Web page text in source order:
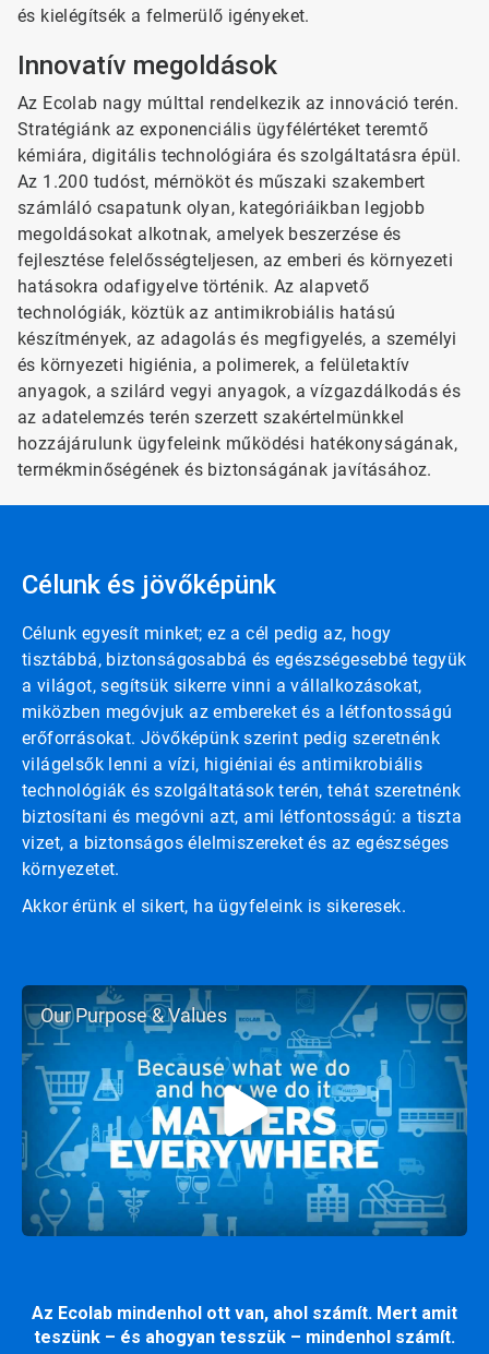
és kielégítsék a felmerülő igényeket.
Innovatív megoldások
Az Ecolab nagy múlttal rendelkezik az innováció terén.
Stratégiánk az exponenciális ügyfélértéket teremtő
kémiára, digitális technológiára és szolgáltatásra épül.
Az 1.200 tudóst, mérnököt és műszaki szakembert
számláló csapatunk olyan, kategóriáikban legjobb
megoldásokat alkotnak, amelyek beszerzése és
fejlesztése felelősségteljesen, az emberi és környezeti
hatásokra odafigyelve történik. Az alapvető
technológiák, köztük az antimikrobiális hatású
készítmények, az adagolás és megfigyelés, a személyi
és környezeti higiénia, a polimerek, a felületaktív
anyagok, a szilárd vegyi anyagok, a vízgazdálkodás és
az adatelemzés terén szerzett szakértelmünkkel
hozzájárulunk ügyfeleink működési hatékonyságának,
termékminőségének és biztonságának javításához.
Our Purpose & Values
Célunk és jövőképünk
Célunk egyesít minket; ez a cél pedig az, hogy
tisztábbá, biztonságosabbá és egészségesebbé tegyük
a világot, segítsük sikerre vinni a vállalkozásokat,
miközben megóvjuk az embereket és a létfontosságú
erőforrásokat. Jövőképünk szerint pedig szeretnénk
világelsők lenni a vízi, higiéniai és antimikrobiális
technológiák és szolgáltatások terén, tehát szeretnénk
biztosítani és megóvni azt, ami létfontosságú: a tiszta
vizet, a biztonságos élelmiszereket és az egészséges
környezetet.
Akkor érünk el sikert, ha ügyfeleink is sikeresek.
Az Ecolab mindenhol ott van, ahol számít. Mert amit
teszünk – és ahogyan tesszük – mindenhol számít.